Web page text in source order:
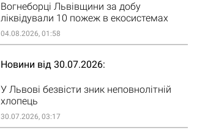
Вогнеборці Львівщини за добу
ліквідували 10 пожеж в екосистемах
04.08.2026, 01:58
Новини від 30.07.2026
У Львові безвісти зник неповнолітній
хлопець
30.07.2026, 03:17